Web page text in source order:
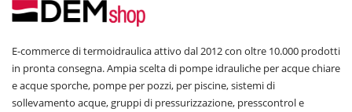
E-commerce di termoidraulica attivo dal 2012 con oltre 10.000 prodotti
in pronta consegna. Ampia scelta di pompe idrauliche per acque chiare
e acque sporche, pompe per pozzi, per piscine, sistemi di
sollevamento acque, gruppi di pressurizzazione, presscontrol e